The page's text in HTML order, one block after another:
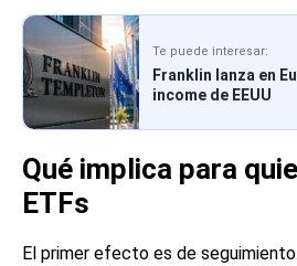
Te puede interesar:
Franklin lanza en
income de EEUU
Qué implica para
ETFs
El primer efecto es de